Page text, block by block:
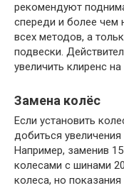
рекомендуют
спереди и более чем
всех методов, а
подвески.
увеличить клиренс
Замена колёс
Если установить
добиться
Например, заменив
колесами с шинами
колеса, но